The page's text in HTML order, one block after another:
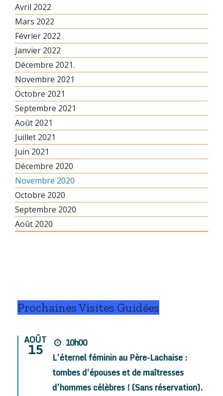
Avril 2022
Mars 2022
Février 2022
Janvier 2022
Décembre 2021.
Novembre 2021
Octobre 2021
Septembre 2021
Août 2021
Juillet 2021
Juin 2021
Décembre 2020
Novembre 2020
Octobre 2020
Septembre 2020
Août 2020
Prochaines Visites Guidées
AOÛT
15
10h00
L’éternel féminin au Père-Lachaise :
tombes d’épouses et de maîtresses
d’hommes célèbres ! (Sans réservation).